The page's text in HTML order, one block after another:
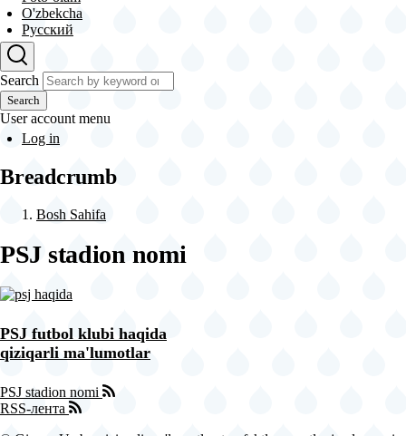
O'zbekcha
Русский
Search
Search
User account menu
Log in
Breadcrumb
Bosh Sahifa
PSJ stadion nomi
PSJ futbol klubi haqida
qiziqarli ma'lumotlar
PSJ stadion nomi
RSS-лента